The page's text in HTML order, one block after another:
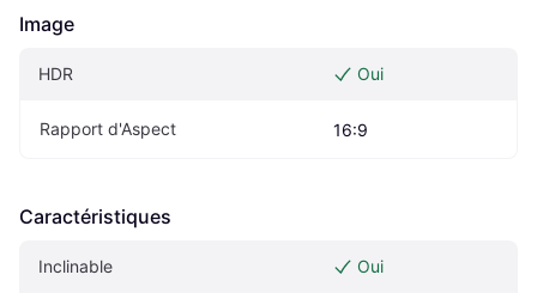
Image
HDR Oui
Rapport d'Aspect 16:9
Caractéristiques
Inclinable Oui